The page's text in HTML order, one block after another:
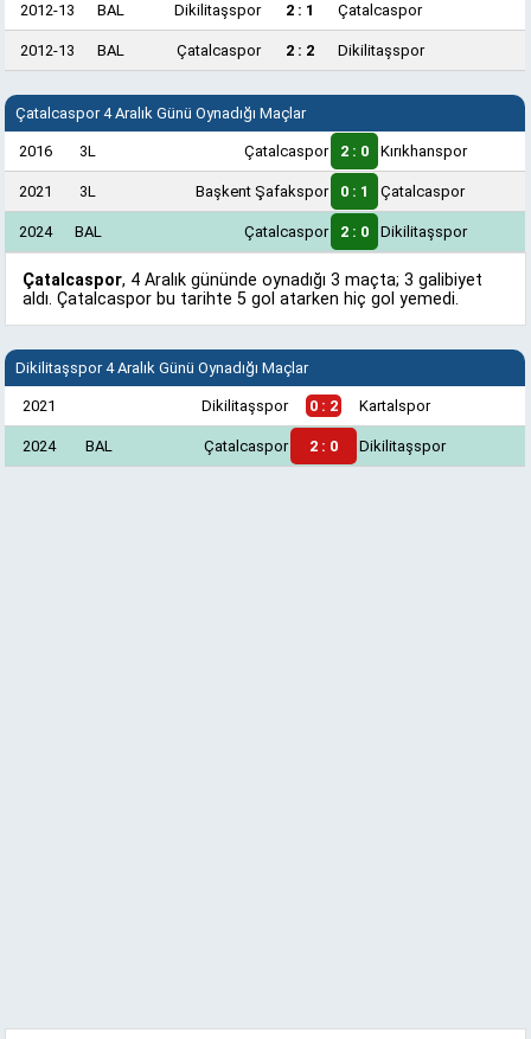
2012-13 BAL Dikilitaşspor 2 : 1 Çatalcaspor
2012-13 BAL Çatalcaspor 2 : 2 Dikilitaşspor
Çatalcaspor 4 Aralık Günü Oynadığı Maçlar
2016 3L Çatalcaspor 2 : 0 Kırıkhanspor
2021 3L Başkent Şafakspor 0 : 1 Çatalcaspor
2024 BAL Çatalcaspor 2 : 0 Dikilitaşspor
Çatalcaspor, 4 Aralık gününde oynadığı 3 maçta; 3 galibiyet
aldı. Çatalcaspor bu tarihte 5 gol atarken hiç gol yemedi.
Dikilitaşspor 4 Aralık Günü Oynadığı Maçlar
2021 Dikilitaşspor 0 : 2 Kartalspor
2024 BAL Çatalcaspor 2 : 0 Dikilitaşspor